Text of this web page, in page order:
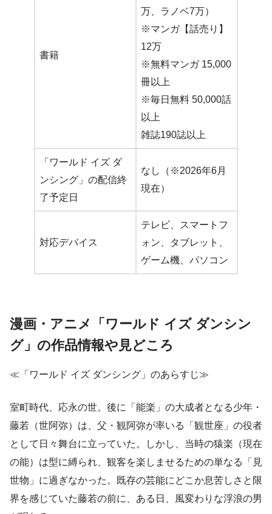
書籍
万、ラノベ7万）
※マンガ【話売り】
12万
※無料マンガ 15,000
冊以上
※毎日無料 50,000話
以上
雑誌190誌以上
「ワールド イズ ダ
ンシング」の配信終
了予定日
なし（※2026年6月
現在）
対応デバイス
テレビ、スマートフ
ォン、タブレット、
ゲーム機、パソコン
漫画・アニメ「ワールド イズ ダンシン
グ」の作品情報や見どころ
≪「ワールド イズ ダンシング」のあらすじ≫
室町時代、応永の世。後に「能楽」の大成者となる少年・
藤若（世阿弥）は、父・観阿弥が率いる「観世座」の役者
として日々舞台に立っていた。しかし、当時の猿楽（現在
の能）は型に縛られ、観客を楽しませるための単なる「見
世物」に過ぎなかった。既存の芸能にどこか息苦しさと限
界を感じていた藤若の前に、ある日、風変わりな浮浪の男